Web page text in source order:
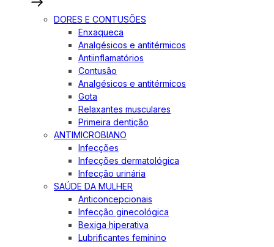
DORES E CONTUSÕES
Enxaqueca
Analgésicos e antitérmicos
Antiinflamatórios
Contusão
Analgésicos e antitérmicos
Gota
Relaxantes musculares
Primeira dentição
ANTIMICROBIANO
Infecções
Infecções dermatológica
Infecção urinária
SAÚDE DA MULHER
Anticoncepcionais
Infecção ginecológica
Bexiga hiperativa
Lubrificantes feminino